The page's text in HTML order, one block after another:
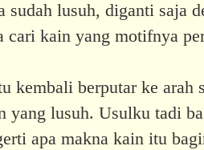
sudah lusuh, diganti saja
cari kain yang motifnya
kembali berputar ke arah
yang lusuh. Usulku tadi
apa makna kain itu